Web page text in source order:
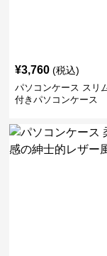
¥3,760 (税込)
パソコンケース スリ
付きパソコンケース